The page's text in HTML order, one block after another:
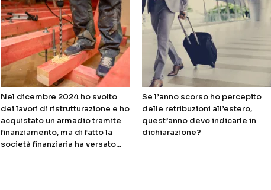
Nel dicembre 2024 ho svolto
dei lavori di ristrutturazione e ho
acquistato un armadio tramite
finanziamento, ma di fatto la
società finanziaria ha versato...
Se l’anno scorso ho percepito
delle retribuzioni all’estero,
quest’anno devo indicarle in
dichiarazione?